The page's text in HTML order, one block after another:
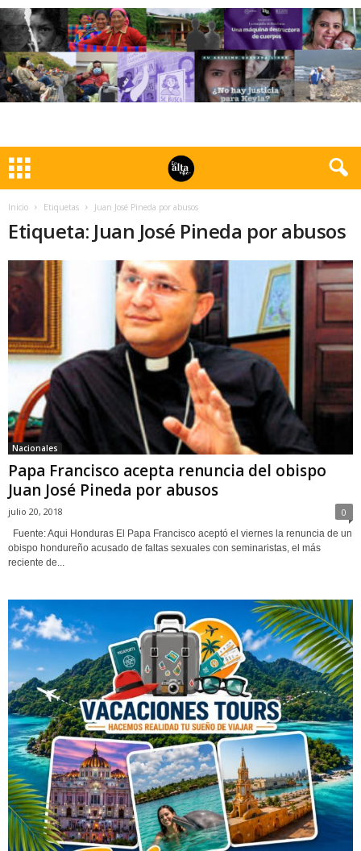
Inicio Etiquetas Juan José Pineda por abusos
Etiqueta: Juan José Pineda por abusos
Nacionales
Papa Francisco acepta renuncia del obispo
Juan José Pineda por abusos
julio 20, 2018 0
Fuente: Aqui Honduras El Papa Francisco aceptó el viernes la renuncia de un
obispo hondureño acusado de faltas sexuales con seminaristas, el más
reciente de...